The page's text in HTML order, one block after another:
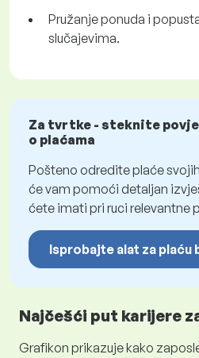
Pružanje ponuda i
slučajevima.
Za tvrtke - steknite
o plaćama
Pošteno odredite plaće
će vam pomoći detaljan
ćete imati pri ruci relevantne
Isprobajte alat za plaću
Najčešći put karijere
Grafikon prikazuje kako